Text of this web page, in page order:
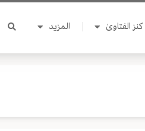
كنز الفتاوىٰ المزيد